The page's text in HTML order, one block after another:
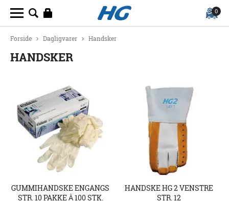
0
Forside Dagligvarer Handsker
HANDSKER
GUMMIHANDSKE ENGANGS
STR. 10 PAKKE À 100 STK.
HANDSKE HG 2 VENSTRE
STR. 12